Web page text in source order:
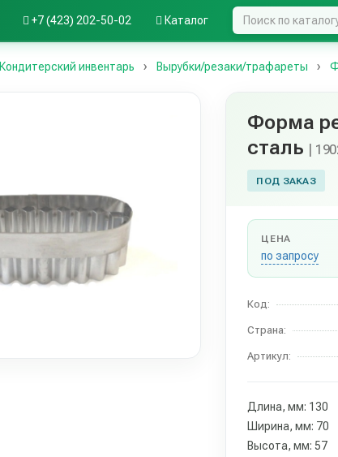
+7 (423) 202-50-02 Каталог
Кондитерский инвентарь Вырубки/резаки/трафареты
Форма
сталь
|
ПОД ЗАКАЗ
ЦЕНА
по запросу
Код:
Страна:
Артикул:
Длина, мм: 130
Ширина, мм: 70
Высота, мм: 57